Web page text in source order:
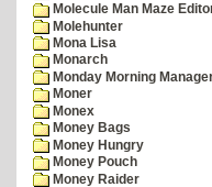
Molecule Man Maze
Molehunter
Mona Lisa
Monarch
Monday Morning
Moner
Monex
Money Bags
Money Hungry
Money Pouch
Money Raider